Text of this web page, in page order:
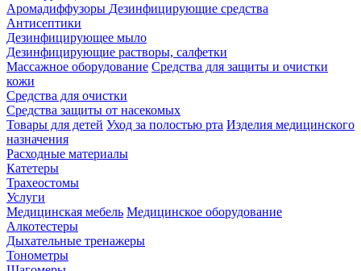
Аромадиффузоры Дезинфицирующие средства
Антисептики
Дезинфицирующее мыло
Дезинфицирующие растворы, салфетки
Массажное оборудование Средства для защиты и очистки
кожи
Средства для очистки
Средства защиты от насекомых
Товары для детей Уход за полостью рта Изделия медицинского
назначения
Расходные материалы
Катетеры
Трахеостомы
Услуги
Медицинская мебель Медицинское оборудование
Алкотестеры
Дыхательные тренажеры
Тонометры